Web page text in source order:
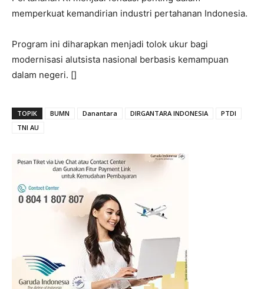
memperkuat kemandirian industri pertahanan Indonesia.
Program ini diharapkan menjadi tolok ukur bagi
modernisasi alutsista nasional berbasis kemampuan
dalam negeri. []
TOPIK BUMN Danantara DIRGANTARA INDONESIA
PTDI
TNI AU